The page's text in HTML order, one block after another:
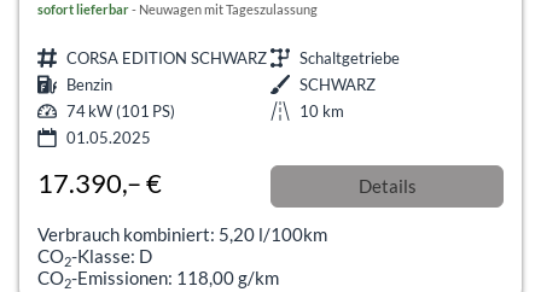
sofort lieferbar Neuwagen mit Tageszulassung
CORSA EDITION SCHWARZ
Schaltgetriebe
Benzin
SCHWARZ
74 kW (101 PS)
10 km
01.05.2025
17.390,– € Details
Verbrauch kombiniert: 5,20 l/100km
CO2-Klasse: D
CO2-Emissionen: 118,00 g/km